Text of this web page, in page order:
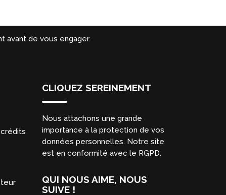
avant de vous engager.
CLIQUEZ SEREINEMENT
Nous attachons une grande
importance à la protection de vos
données personnelles. Notre site
est en conformité avec le RGPD.
QUI NOUS AIME, NOUS
SUIVE !